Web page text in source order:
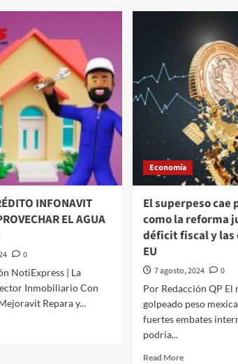
INFONAVIT
EL AGUA
0
NotiExpress | La
Inmobiliario Con
Repara y...
Economía
El superpeso cae
como la reforma
déficit fiscal y las
EU
7 agosto, 2024
0
Por Redacción QP El
golpeado peso
fuertes embates
podría...
Read MoreRead